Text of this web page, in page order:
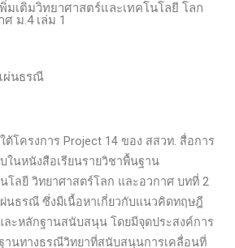
มเติมวิทยาศาสตร์และเทคโนโลยี โลก
ม.4 เล่ม 1
ผ่นธรณี
โครงการ Project 14 ของ สสวท. สื่อการ
ในหนังสือเรียนรายวิชาพื้นฐาน
โลยี วิทยาศาสตร์โลก และอวกาศ บทที่ 2
นธรณี ซึ่งมีเนื้อหาเกี่ยวกับแนวคิดทฤษฎี
ละหลักฐานสนับสนุน โดยมีจุดประสงค์การ
านทางธรณีวิทยาที่สนับสนุนการเคลื่อนที่